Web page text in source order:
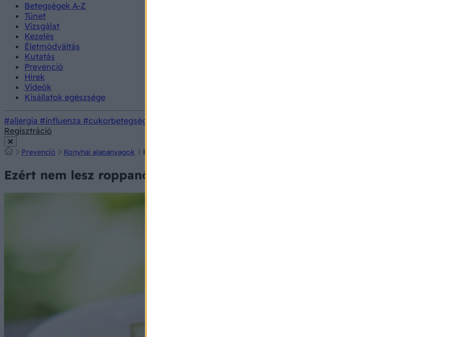
Betegségek A-Z
Tünet
Vizsgálat
Kezelés
Életmódváltás
Kutatás
Prevenció
Hírek
Videók
Kisállatok egészsége
#allergia #influenza #cukorbetegség
Regisztráció
Prevenció Konyhai alapanyagok Ezért nem lesz roppanós a kovászos uborka: ezt a hibát sokan elkövetik a felöntőlé
Ezért nem lesz roppanós a kovászos uborka: ezt a hibát sokan elkövetik